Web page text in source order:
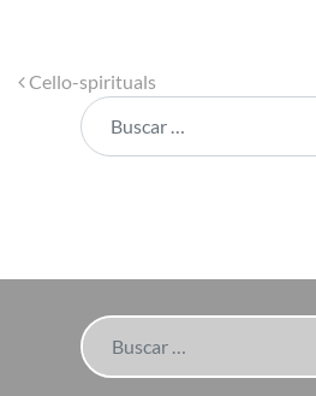
Navegación de
Cello-spirituals
Buscar
Buscar